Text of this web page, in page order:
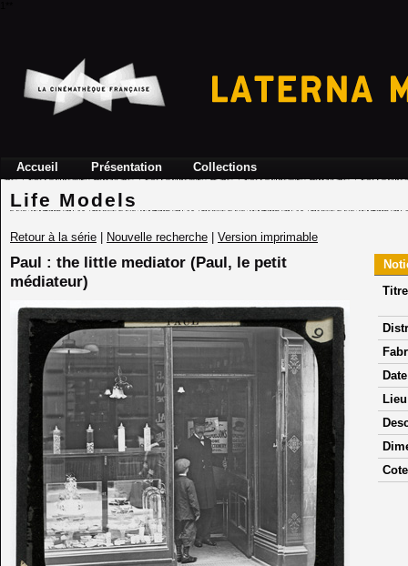
Accueil Présentation Collections
Life Models
Retour à la série Nouvelle recherche Version imprimable
Paul : the little mediator (Paul, le petit
médiateur)
Titre
Date
Cote